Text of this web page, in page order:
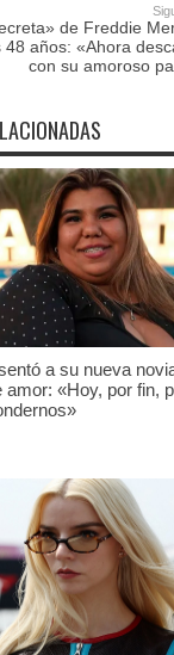
de Freddie
48 años: «Ahora
con su amoroso
a su nueva
amor: «Hoy, por fin,